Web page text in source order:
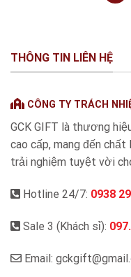
THÔNG TIN LIÊN HỆ
CÔNG TY TRÁCH
GCK GIFT là thương
cao cấp, mang đến
trải nghiệm tuyệt vời
Hotline 24/7: 0938
Sale 3 (Khách sỉ):
Email: